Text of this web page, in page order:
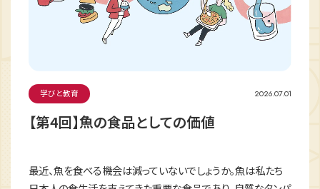
学びと教育 2026.07.01
【第4回】魚の食品としての価値
最近、魚を食べる機会は減っていないでしょうか。魚は私たち